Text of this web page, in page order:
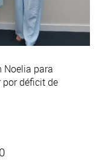
Noelia para
déficit de